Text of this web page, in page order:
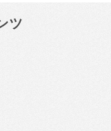
ツ